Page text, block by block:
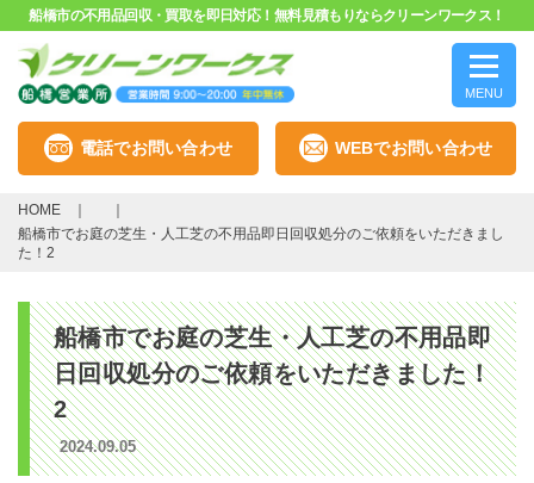
船橋市の不用品回収・買取を即日対応！無料見積もりならクリーンワークス！
MENU
電話でお問い合わせ WEBでお問い合わせ
HOME
船橋市でお庭の芝生・人工芝の不用品即日回収処分のご依頼をいただきまし
た！2
船橋市でお庭の芝生・人工芝の不用品即
日回収処分のご依頼をいただきました！
2
2024.09.05